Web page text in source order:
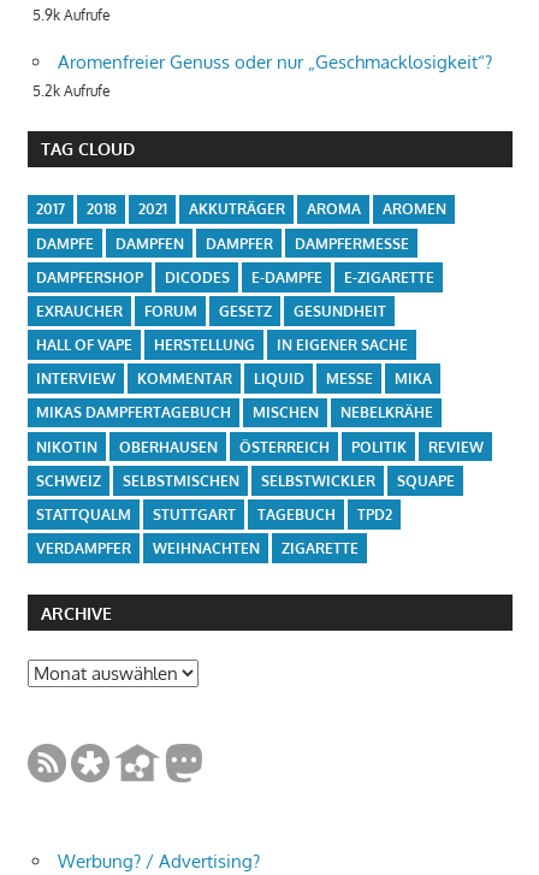
5.9k Aufrufe
Aromenfreier Genuss oder nur „Geschmacklosigkeit“?
5.2k Aufrufe
TAG CLOUD
2017 2018 2021 AKKUTRÄGER AROMA
AROMEN
DAMPFE
DAMPFEN DAMPFER
DAMPFERMESSE
DAMPFERSHOP
DICODES E-DAMPFE
E-ZIGARETTE
EXRAUCHER
FORUM GESETZ
GESUNDHEIT
HALL OF VAPE
HERSTELLUNG
IN EIGENER SACHE
INTERVIEW
KOMMENTAR LIQUID MESSE
MIKA
MIKAS DAMPFERTAGEBUCH
MISCHEN
NEBELKRÄHE
NIKOTIN
OBERHAUSEN ÖSTERREICH POLITIK
REVIEW
SCHWEIZ
SELBSTMISCHEN SELBSTWICKLER
SQUAPE
STATTQUALM
STUTTGART TAGEBUCH
TPD2
VERDAMPFER
WEIHNACHTEN ZIGARETTE
ARCHIVE
Archive
Werbung? / Advertising?